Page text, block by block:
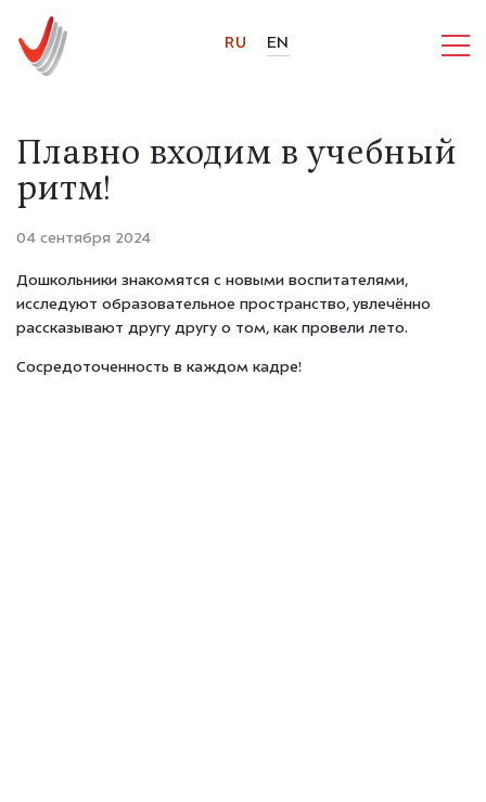
RU EN
Плавно входим в учебный
ритм!
04 сентября 2024
Дошкольники знакомятся с новыми воспитателями,
исследуют образовательное пространство, увлечённо
рассказывают другу другу о том, как провели лето.
Сосредоточенность в каждом кадре!